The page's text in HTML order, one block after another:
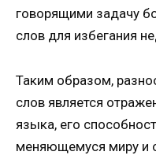
говорящими задачу
слов для избегания
Таким образом,
слов является
языка, его
меняющемуся миру и